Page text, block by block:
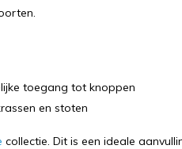
toegang tot knoppen
en stoten
collectie. Dit is een ideale